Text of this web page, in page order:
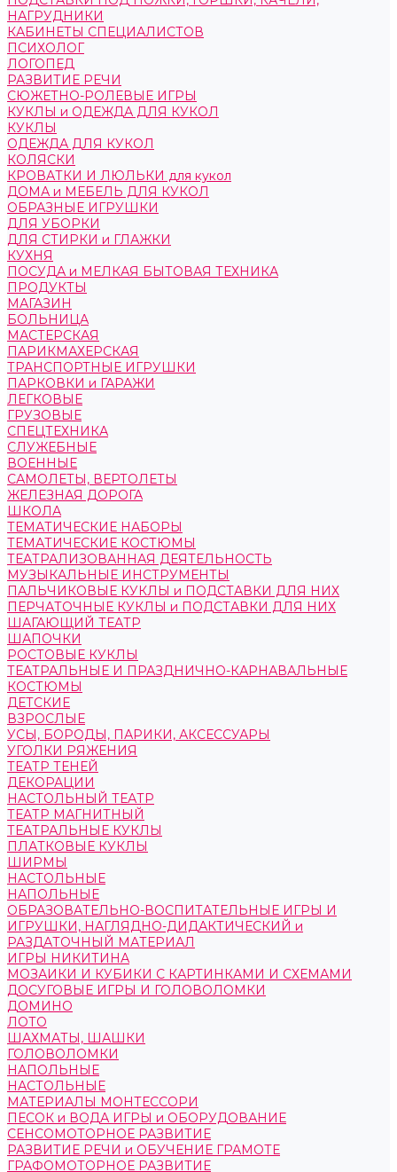
НАГРУДНИКИ
КАБИНЕТЫ СПЕЦИАЛИСТОВ
ПСИХОЛОГ
ЛОГОПЕД
РАЗВИТИЕ РЕЧИ
СЮЖЕТНО-РОЛЕВЫЕ ИГРЫ
КУКЛЫ и ОДЕЖДА ДЛЯ КУКОЛ
КУКЛЫ
ОДЕЖДА ДЛЯ КУКОЛ
КОЛЯСКИ
КРОВАТКИ И ЛЮЛЬКИ для кукол
ДОМА и МЕБЕЛЬ ДЛЯ КУКОЛ
ОБРАЗНЫЕ ИГРУШКИ
ДЛЯ УБОРКИ
ДЛЯ СТИРКИ и ГЛАЖКИ
КУХНЯ
ПОСУДА и МЕЛКАЯ БЫТОВАЯ ТЕХНИКА
ПРОДУКТЫ
МАГАЗИН
БОЛЬНИЦА
МАСТЕРСКАЯ
ПАРИКМАХЕРСКАЯ
ТРАНСПОРТНЫЕ ИГРУШКИ
ПАРКОВКИ и ГАРАЖИ
ЛЕГКОВЫЕ
ГРУЗОВЫЕ
СПЕЦТЕХНИКА
СЛУЖЕБНЫЕ
ВОЕННЫЕ
САМОЛЕТЫ, ВЕРТОЛЕТЫ
ЖЕЛЕЗНАЯ ДОРОГА
ШКОЛА
ТЕМАТИЧЕСКИЕ НАБОРЫ
ТЕМАТИЧЕСКИЕ КОСТЮМЫ
ТЕАТРАЛИЗОВАННАЯ ДЕЯТЕЛЬНОСТЬ
МУЗЫКАЛЬНЫЕ ИНСТРУМЕНТЫ
ПАЛЬЧИКОВЫЕ КУКЛЫ и ПОДСТАВКИ ДЛЯ НИХ
ПЕРЧАТОЧНЫЕ КУКЛЫ и ПОДСТАВКИ ДЛЯ НИХ
ШАГАЮЩИЙ ТЕАТР
ШАПОЧКИ
РОСТОВЫЕ КУКЛЫ
ТЕАТРАЛЬНЫЕ И ПРАЗДНИЧНО-КАРНАВАЛЬНЫЕ
КОСТЮМЫ
ДЕТСКИЕ
ВЗРОСЛЫЕ
УСЫ, БОРОДЫ, ПАРИКИ, АКСЕССУАРЫ
УГОЛКИ РЯЖЕНИЯ
ТЕАТР ТЕНЕЙ
ДЕКОРАЦИИ
НАСТОЛЬНЫЙ ТЕАТР
ТЕАТР МАГНИТНЫЙ
ТЕАТРАЛЬНЫЕ КУКЛЫ
ПЛАТКОВЫЕ КУКЛЫ
ШИРМЫ
НАСТОЛЬНЫЕ
НАПОЛЬНЫЕ
ОБРАЗОВАТЕЛЬНО-ВОСПИТАТЕЛЬНЫЕ ИГРЫ И
ИГРУШКИ, НАГЛЯДНО-ДИДАКТИЧЕСКИЙ и
РАЗДАТОЧНЫЙ МАТЕРИАЛ
ИГРЫ НИКИТИНА
МОЗАИКИ И КУБИКИ С КАРТИНКАМИ И СХЕМАМИ
ДОСУГОВЫЕ ИГРЫ И ГОЛОВОЛОМКИ
ДОМИНО
ЛОТО
ШАХМАТЫ, ШАШКИ
ГОЛОВОЛОМКИ
НАПОЛЬНЫЕ
НАСТОЛЬНЫЕ
МАТЕРИАЛЫ МОНТЕССОРИ
ПЕСОК и ВОДА ИГРЫ и ОБОРУДОВАНИЕ
СЕНСОМОТОРНОЕ РАЗВИТИЕ
РАЗВИТИЕ РЕЧИ и ОБУЧЕНИЕ ГРАМОТЕ
ГРАФОМОТОРНОЕ РАЗВИТИЕ